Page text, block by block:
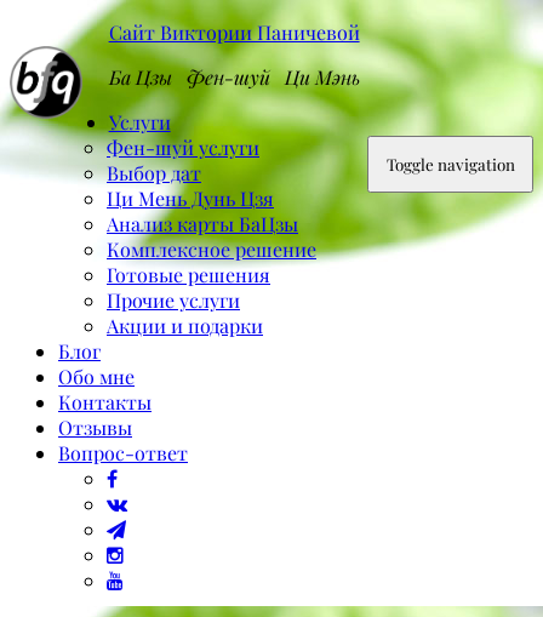
Сайт Виктории Паничевой
Ба Цзы Фен-шуй Ци Мэнь
Toggle navigation
Услуги
Фен-шуй услуги
Выбор дат
Ци Мень Дунь Цзя
Анализ карты БаЦзы
Комплексное решение
Готовые решения
Прочие услуги
Акции и подарки
Блог
Обо мне
Контакты
Отзывы
Вопрос-ответ